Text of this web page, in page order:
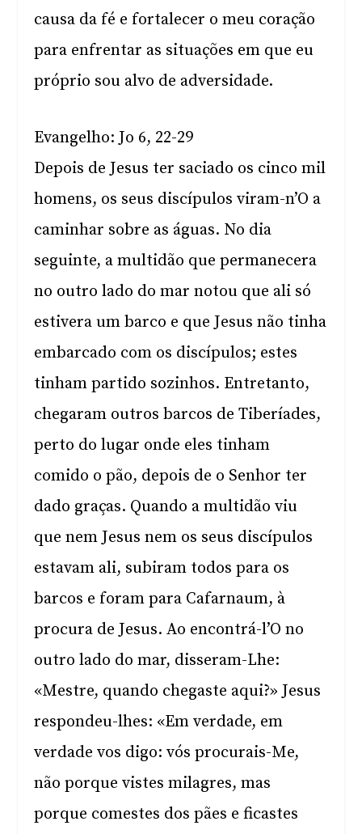
causa da fé e fortalecer o meu coração
para enfrentar as situações em que eu
próprio sou alvo de adversidade.
Evangelho: Jo 6, 22-29
Depois de Jesus ter saciado os cinco mil
homens, os seus discípulos viram-n’O a
caminhar sobre as águas. No dia
seguinte, a multidão que permanecera
no outro lado do mar notou que ali só
estivera um barco e que Jesus não tinha
embarcado com os discípulos; estes
tinham partido sozinhos. Entretanto,
chegaram outros barcos de Tiberíades,
perto do lugar onde eles tinham
comido o pão, depois de o Senhor ter
dado graças. Quando a multidão viu
que nem Jesus nem os seus discípulos
estavam ali, subiram todos para os
barcos e foram para Cafarnaum, à
procura de Jesus. Ao encontrá-l’O no
outro lado do mar, disseram-Lhe:
«Mestre, quando chegaste aqui?» Jesus
respondeu-lhes: «Em verdade, em
verdade vos digo: vós procurais-Me,
não porque vistes milagres, mas
porque comestes dos pães e ficastes